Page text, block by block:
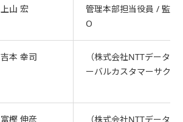
上山 宏
管理本部担当役員 / 監査
O
吉本 幸司
（株式会社NTTデータ
ーバルカスタマーサクセ
富樫 伸彦
（株式会社NTTデータ